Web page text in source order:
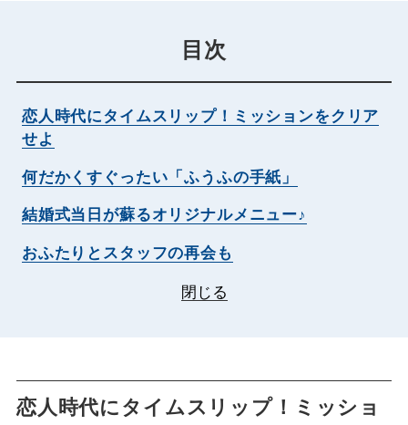
目次
恋人時代にタイムスリップ！ミッションをクリア
せよ
何だかくすぐったい「ふうふの手紙」
結婚式当日が蘇るオリジナルメニュー♪
おふたりとスタッフの再会も
閉じる
恋人時代にタイムスリップ！ミッショ